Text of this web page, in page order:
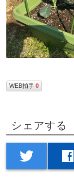
WEB拍手0
シェアする
twitter facebook